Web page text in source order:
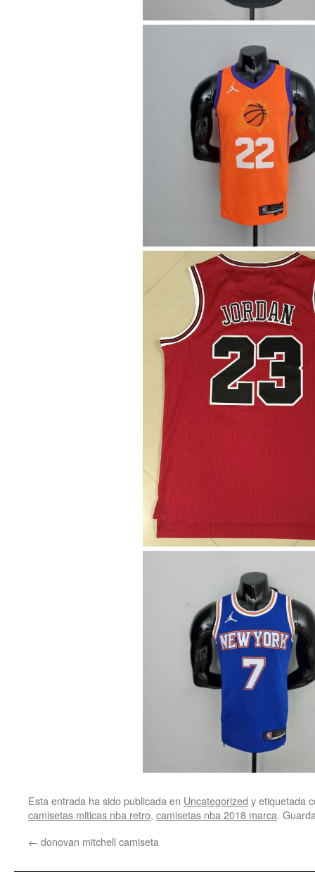
Esta entrada ha sido publicada en Uncategorized y etiquetada
camisetas miticas nba retro, camisetas nba 2018 marca.
← donovan mitchell camiseta